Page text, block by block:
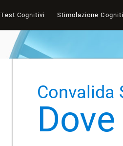
Test Cognitivi Stimolazione
Convalida